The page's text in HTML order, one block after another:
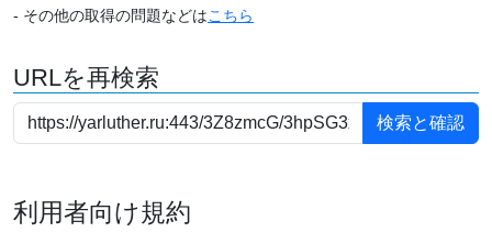
- その他の取得の問題などはこちら
URLを再検索
利用者向け規約